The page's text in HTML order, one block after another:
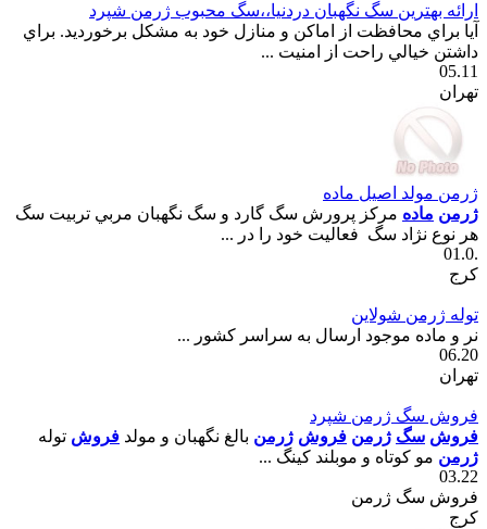
ارائه بهترين سگ نگهبان دردنيا،،سگ محبوب ژرمن شپرد
آيا براي محافظت از اماکن و منازل خود به مشکل برخورديد. براي
داشتن خيالي راحت از امنيت ...
05.11
تهران
ژرمن مولد اصيل ماده
ژرمن ماده مرکز پرورش سگ گارد و سگ نگهبان مربي تربيت سگ
هر نوع نژاد سگ فعاليت خود را در ...
.01.0
کرج
توله ژرمن شولاين
نر و ماده موجود ارسال به سراسر کشور ...
06.20
تهران
فروش سگ ژرمن شپرد
فروش سگ ژرمن فروش ژرمن بالغ نگهبان و مولد فروش توله
ژرمن مو کوتاه و موبلند کينگ ...
03.22
فروش سگ ژرمن
کرج